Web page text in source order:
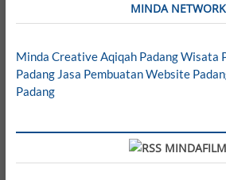
MINDA NETWORK
Minda CreativeAqiqah PadangWisata
Padang Jasa Pembuatan Website
Padang
MINDAFILM